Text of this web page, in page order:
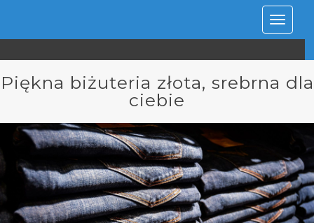
Rozwiń
Piękna biżuteria złota, srebrna dla
ciebie